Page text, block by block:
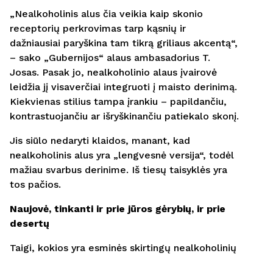
„Nealkoholinis alus čia veikia kaip skonio
receptorių perkrovimas tarp kąsnių ir
dažniausiai paryškina tam tikrą griliaus akcentą“,
– sako „Gubernijos“ alaus ambasadorius T.
Josas. Pasak jo, nealkoholinio alaus įvairovė
leidžia jį visaverčiai integruoti į maisto derinimą.
Kiekvienas stilius tampa įrankiu – papildančiu,
kontrastuojančiu ar išryškinančiu patiekalo skonį.
Jis siūlo nedaryti klaidos, manant, kad
nealkoholinis alus yra „lengvesnė versija“, todėl
mažiau svarbus derinime. Iš tiesų taisyklės yra
tos pačios.
Naujovė, tinkanti ir prie jūros gėrybių, ir prie
desertų
Taigi, kokios yra esminės skirtingų nealkoholinių